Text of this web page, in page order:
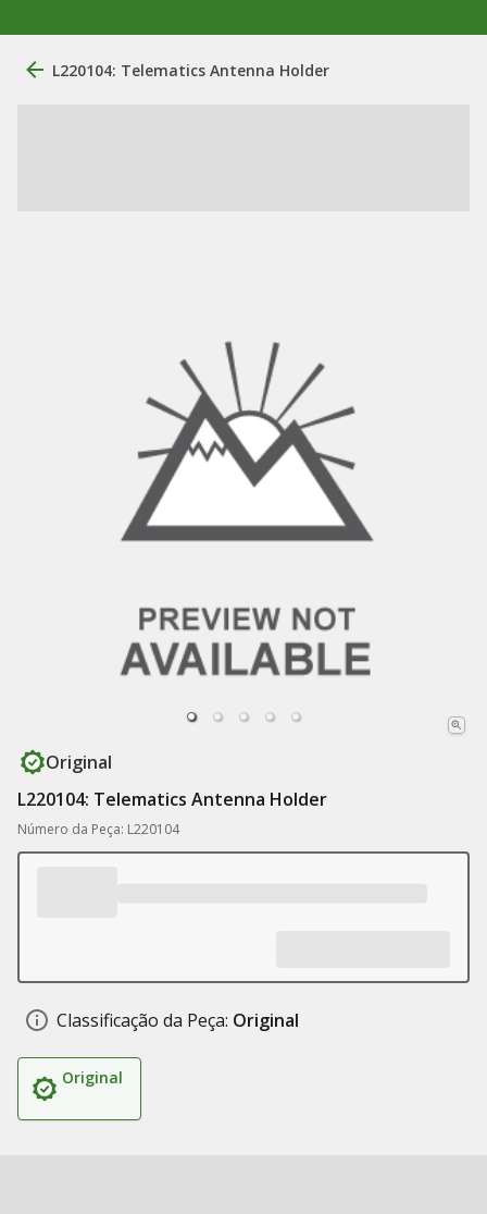
L220104: Telematics Antenna Holder
Original
L220104: Telematics Antenna Holder
Número da Peça: L220104
Classificação da Peça: Original
Original